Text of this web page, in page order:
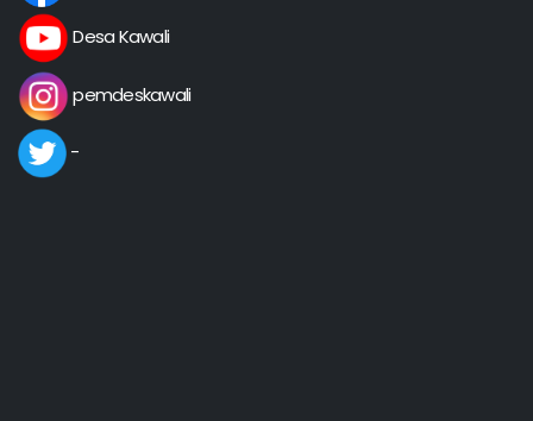
Desa Kawali
pemdeskawali
-